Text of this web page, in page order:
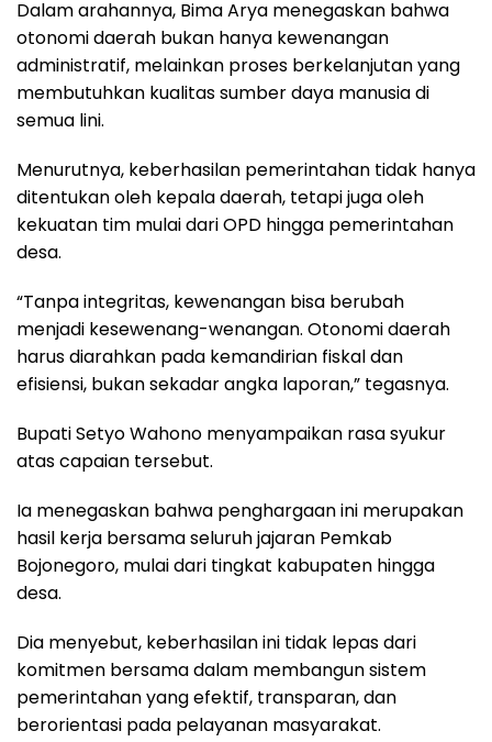
Dalam arahannya, Bima Arya menegaskan bahwa
otonomi daerah bukan hanya kewenangan
administratif, melainkan proses berkelanjutan yang
membutuhkan kualitas sumber daya manusia di
semua lini.
Menurutnya, keberhasilan pemerintahan tidak hanya
ditentukan oleh kepala daerah, tetapi juga oleh
kekuatan tim mulai dari OPD hingga pemerintahan
desa.
“Tanpa integritas, kewenangan bisa berubah
menjadi kesewenang-wenangan. Otonomi daerah
harus diarahkan pada kemandirian fiskal dan
efisiensi, bukan sekadar angka laporan,” tegasnya.
Bupati Setyo Wahono menyampaikan rasa syukur
atas capaian tersebut.
Ia menegaskan bahwa penghargaan ini merupakan
hasil kerja bersama seluruh jajaran Pemkab
Bojonegoro, mulai dari tingkat kabupaten hingga
desa.
Dia menyebut, keberhasilan ini tidak lepas dari
komitmen bersama dalam membangun sistem
pemerintahan yang efektif, transparan, dan
berorientasi pada pelayanan masyarakat.